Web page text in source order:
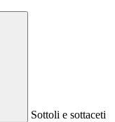
Sottoli e sottaceti